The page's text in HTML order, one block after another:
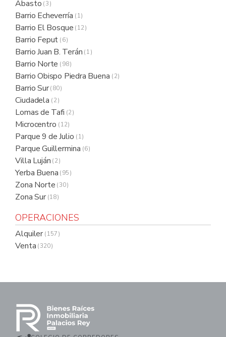
Abasto ( 3 )
Barrio Echeverría ( 1 )
Barrio El Bosque ( 12 )
Barrio Feput ( 6 )
Barrio Juan B. Terán ( 1 )
Barrio Norte ( 98 )
Barrio Obispo Piedra Buena ( 2 )
Barrio Sur ( 80 )
Ciudadela ( 2 )
Lomas de Tafi ( 2 )
Microcentro ( 12 )
Parque 9 de Julio ( 1 )
Parque Guillermina ( 6 )
Villa Luján ( 2 )
Yerba Buena ( 95 )
Zona Norte ( 30 )
Zona Sur ( 18 )
OPERACIONES
Alquiler ( 157 )
Venta ( 320 )